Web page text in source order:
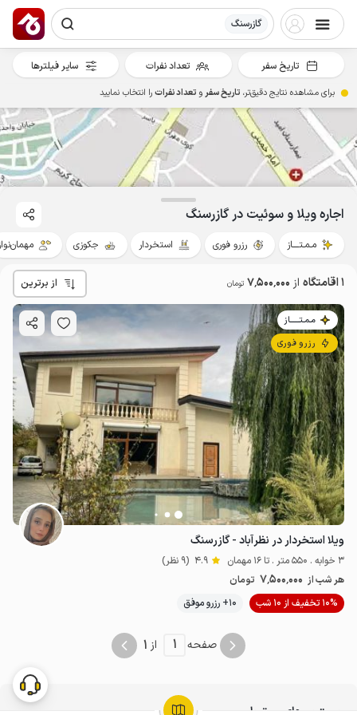
گازرسنگ
7.5میلیون ت 4.9
اجاره ویلا و سوئیت در گازرسنگ
مـمـتــــاز رزرو فوری استخردار جکوزی
1 اقامتگاه از 7٬500٬000 تومان از برترین
مـمـتــــــاز
رزرو فوری
ویلا استخردار در نظرآباد - گازرسنگ
3 خوابه . 550 متر . تا 16 مهمان 4.9 (9 نظر)
هر شب از 7٬500٬000 تومان
10% تخفیف از 10 شب
10+ رزرو موفق
صفحه 1 از 1
تاریخ سفر تعداد نفرات سایر فیلترها
برای مشاهده نتایج دقیق‌تر، تاریخ سفرو تعداد نفراترا انتخاب نمایید